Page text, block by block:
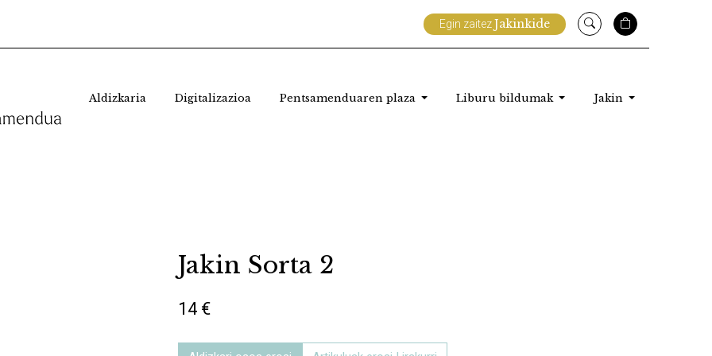
Egin zaitezJakinkide
Aldizkaria Digitalizazioa Pentsamenduaren plaza Liburu bildumak Jakin
Jakin Sorta 2
14 €